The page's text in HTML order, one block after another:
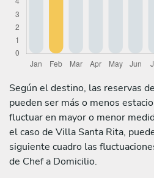
Según el destino, las reservas
pueden ser más o menos
fluctuar en mayor o menor
el caso de Villa Santa Rita,
siguiente cuadro las
de Chef a Domicilio.